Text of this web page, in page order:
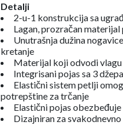
Detalji
2-u-1 konstrukcija sa
Lagan, prozračan
Unutrašnja dužina
kretanje
Materijal koji odvodi vlagu
Integrisani pojas sa 3
Elastični sistem petlji
potrepštine za trčanje
Elastični pojas
Dizajniran za